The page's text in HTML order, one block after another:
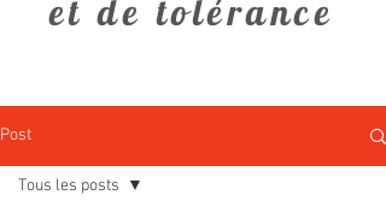
et de tolérance
Post
Tous les posts